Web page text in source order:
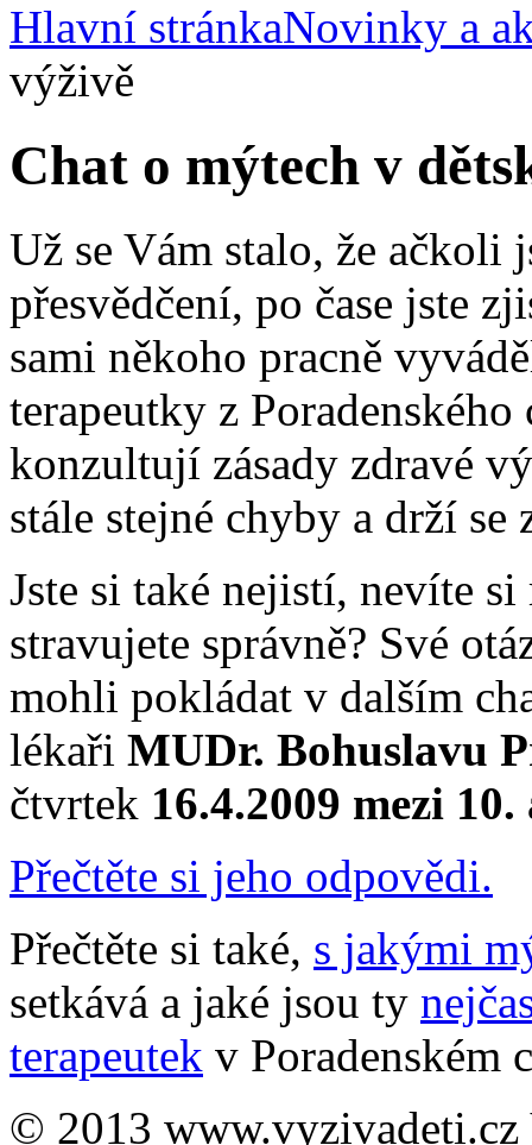
Hlavní stránkaNovinky a
výživě
Chat o mýtech v
Už se Vám stalo, že ačkoli
přesvědčení, po čase jste
sami někoho pracně
terapeutky z
konzultují zásady zdravé
stále stejné chyby a drží
Jste si také nejistí, nevíte
stravujete správně? Své
mohli pokládat v dalším
lékaři MUDr. Bohuslavu
čtvrtek 16.4.2009 mezi
Přečtěte si jeho odpovědi.
Přečtěte si také, s jakými
setkává a jaké jsou ty
terapeutek v Poradenském
© 2013 www.vyzivadeti.cz